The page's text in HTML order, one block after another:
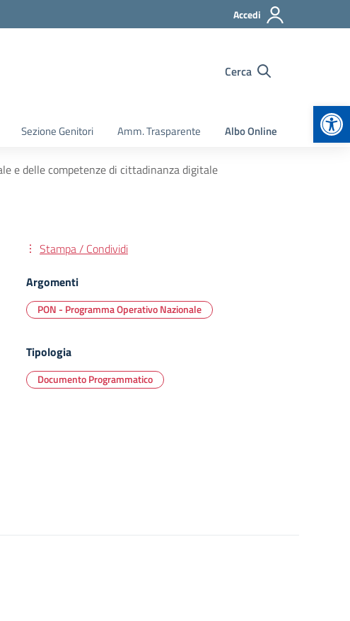
Accedi
Cerca
Sezione Genitori Amm. Trasparente Albo Online
e delle competenze di cittadinanza digitale
Stampa / Condividi
Argomenti
PON - Programma Operativo Nazionale
Tipologia
Documento Programmatico